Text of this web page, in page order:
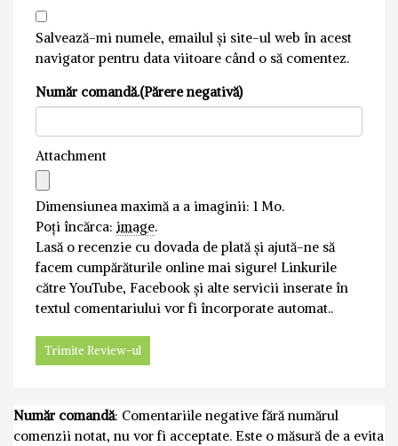
Salvează-mi numele, emailul și site-ul web în acest
navigator pentru data viitoare când o să comentez.
Număr comandă.(Părere negativă)
Attachment
Dimensiunea maximă a a imaginii: 1 Mo.
Poți încărca: image.
Lasă o recenzie cu dovada de plată și ajută-ne să
facem cumpărăturile online mai sigure! Linkurile
către YouTube, Facebook și alte servicii inserate în
textul comentariului vor fi încorporate automat..
Număr comandă: Comentariile negative fără numărul
comenzii notat, nu vor fi acceptate. Este o măsură de a evita